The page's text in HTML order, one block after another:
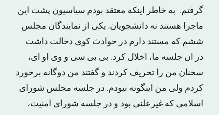
گرفتم. به خاطر اینکه معتقد بودم سیاسیون پشت این
ماجرا هستند نه دانشجویان. یکی از نمایندگان مجلس
ششم که مستند دارم در حوادث کوی دخالت داشت
در ان جلسه ما، اخلال کرد. بی بی سی و وی او ای،
سخنان من را تحریف کردند و گفتند من دوگانه برخورد
کردم ولی من اینگونه نبودم. در جلسه مجلس شورای
اسلامی که غیرعلنی بود و در جلسه شورای امنیت،